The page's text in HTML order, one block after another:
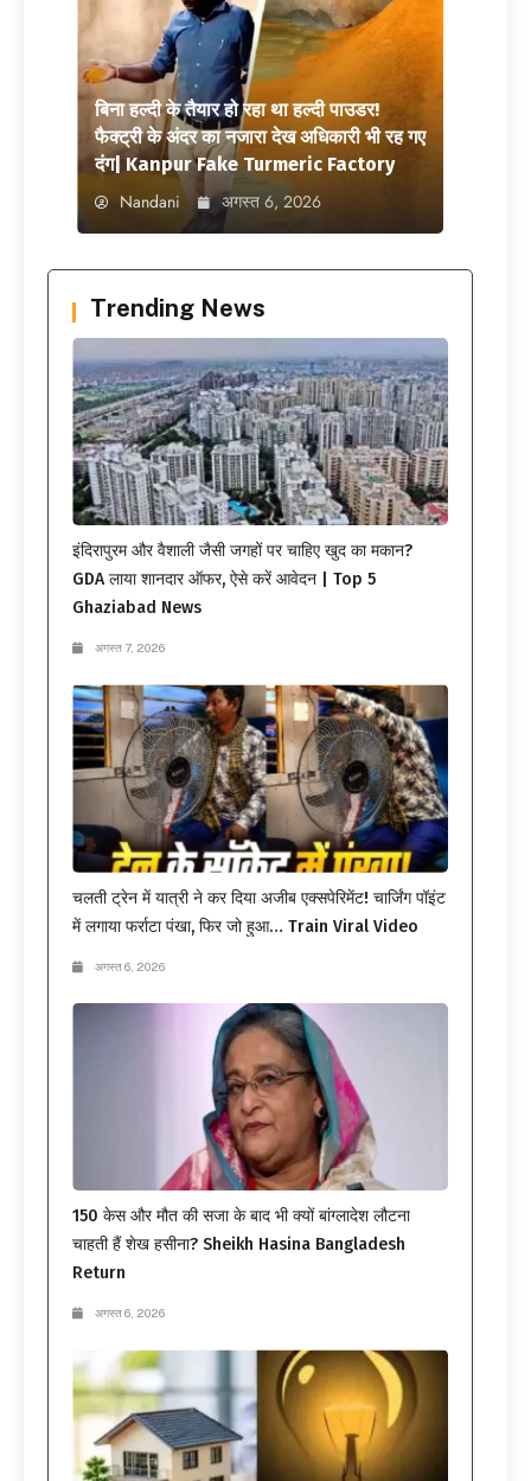
बिना हल्दी के तैयार हो रहा था हल्दी पाउडर!
फैक्ट्री के अंदर का नजारा देख अधिकारी भी रह गए
दंग| Kanpur Fake Turmeric Factory
Nandani अगस्त 6, 2026
Trending News
इंदिरापुरम और वैशाली जैसी जगहों पर चाहिए खुद का मकान?
GDA लाया शानदार ऑफर, ऐसे करें आवेदन | Top 5
Ghaziabad News
अगस्त 7, 2026
चलती ट्रेन में यात्री ने कर दिया अजीब एक्सपेरिमेंट! चार्जिंग पॉइंट
में लगाया फर्राटा पंखा, फिर जो हुआ… Train Viral Video
अगस्त 6, 2026
150 केस और मौत की सजा के बाद भी क्यों बांग्लादेश लौटना
चाहती हैं शेख हसीना? Sheikh Hasina Bangladesh
Return
अगस्त 6, 2026